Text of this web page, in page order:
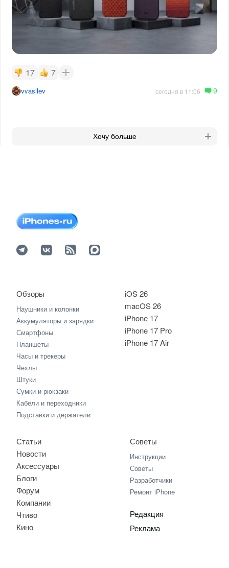
17 7
vvasilev сегодня в 11:06 9
Хочу больше
iOS 26
macOS 26
iPhone 17
iPhone 17 Pro
iPhone 17 Air
Обзоры
Наушники и колонки
Аккумуляторы и зарядки
Смартфоны
Планшеты
Часы и трекеры
Чехлы
Штуки
Сумки и рюкзаки
Кабели и переходники
Подставки и держатели
Статьи
Новости
Аксессуары
Блоги
Форум
Компании
Чтиво
Кино
Советы
Инструкции
Советы
Разработчики
Ремонт iPhone
Редакция
Реклама